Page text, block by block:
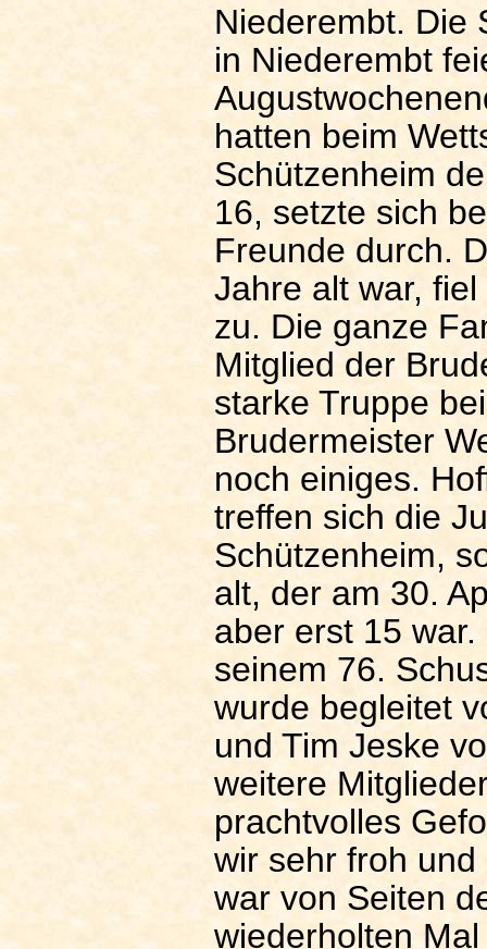
Niederembt. Die
in Niederembt
hatten beim
Schützenheim
16, setzte sich
Freunde durch.
Jahre alt war,
zu. Die ganze
Mitglied der
starke Truppe
Brudermeister
noch einiges.
treffen sich die
Schützenheim,
alt, der am 30.
aber erst 15
seinem 76.
wurde begleitet
und Tim Jeske
weitere
prachtvolles
wir sehr froh
war von Seiten
wiederholten